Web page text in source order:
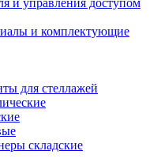
и управления доступом
и комплектующие
для стеллажей
складские